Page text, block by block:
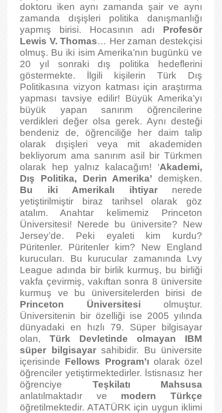
doktoru iken aynı zamanda şair ve aynı
zamanda dışişleri politika danışmanlığı
yapmış birisi. Hocasının adı Profesör
Lewis V. Thomas… Her zaman destekçisi
olmuş. Bu iki isim Amerika’nın bugünkü ve
20 yıl sonraki dış politika hedeflerini
göstermekte. İlgili kişilerin Türk Dış
Politikasına vizyon katması için araştırma
yapması tavsiye edilir! Büyük Amerika’yı
büyük yapan sanırım öğrencilerine
verdikleri değer olsa gerek. Aynı desteği
bendeniz de, öğrenciliğe her daim talip
olarak dışişleri veya mit akademiden
bekliyorum ama sanırım asil bir Türkmen
olarak hep yalnız kalacağım! ‘Akademi,
Dış Politika, Derin Amerika’ demişken.
Bu iki Amerikalı ihtiyar nerede
yetiştirilmiştir biraz tarihsel olarak göz
atalım. Anahtar kelimemiz Princeton
Üniversitesi! Nerede bu üniversite? New
Jersey’de. Peki eyaleti kim kurdu?
Püritenler. Püritenler kim? New England
kurucuları. Bu kurucular zamanında Lvy
League adında bir birlik kurmuş, bu birliği
vakfa çevirmiş, vakıftan sonra 8 üniversite
kurmuş ve bu üniversitelerden birisi de
Princeton Üniversitesi olmuştur.
Üniversitenin bir özelliği ise 2005 yılında
dünyadaki en hızlı 79. Süper bilgisayar
olan, Türk Devletinde olmayan
IBM
süper bilgisayarsahibidir. Bu üniversite
içerisinde Fellows Program’ı olarak özel
öğrenciler yetiştirmektedirler. İstisnasız her
öğrenciye Teşkilatı Mahsusa
anlatılmaktadır ve modern Türkçe
öğretilmektedir. ATATÜRK için uygun iklimi